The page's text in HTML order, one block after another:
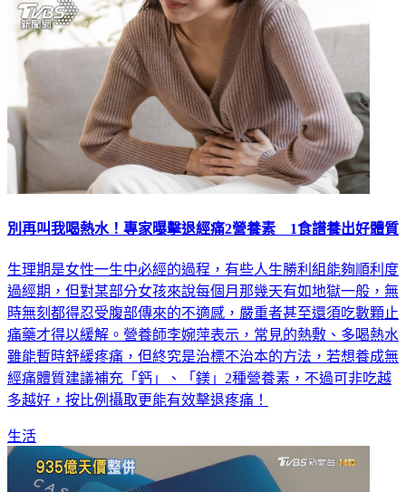
別再叫我喝熱水！專家曝擊退經痛2營養素 1食譜養出好體質
生理期是女性一生中必經的過程，有些人生勝利組能夠順利度
過經期，但對某部分女孩來說每個月那幾天有如地獄一般，無
時無刻都得忍受腹部傳來的不適感，嚴重者甚至還須吃數顆止
痛藥才得以緩解。營養師李婉萍表示，常見的熱敷、多喝熱水
雖能暫時舒緩疼痛，但終究是治標不治本的方法，若想養成無
經痛體質建議補充「鈣」、「鎂」2種營養素，不過可非吃越
多越好，按比例攝取更能有效擊退疼痛！
生活